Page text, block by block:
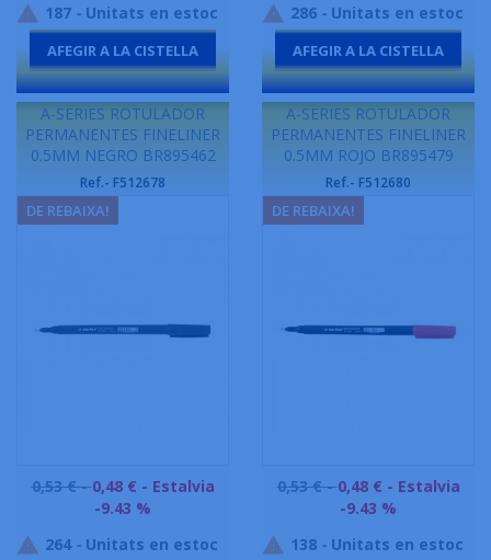
 187 - Unitats en estoc
AFEGIR A LA CISTELLA
-
 286 - Unitats en estoc
AFEGIR A LA CISTELLA
-
A-SERIES ROTULADOR
PERMANENTES FINELINER
0.5MM NEGRO BR895462
Ref.- F512678
DE REBAIXA!
Preu
0,53 € -0,48 € - Estalvia
-9.43 %
 264- Unitats en estoc
A-SERIES ROTULADOR
PERMANENTES FINELINER
0.5MM ROJO BR895479
Ref.- F512680
DE REBAIXA!
Preu
0,53 € -0,48 € - Estalvia
-9.43 %
 138 - Unitats en estoc